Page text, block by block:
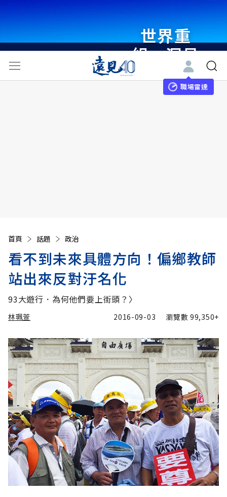
世界重
組・洞見
未來 與
世界領袖
職場雷達
首頁 話題 政治
看不到未來具體方向！偏鄉教師
站出來反對汙名化
93大遊行．為何他們要上街頭？〉
林珮萱 2016-09-03 瀏覽數99,350+